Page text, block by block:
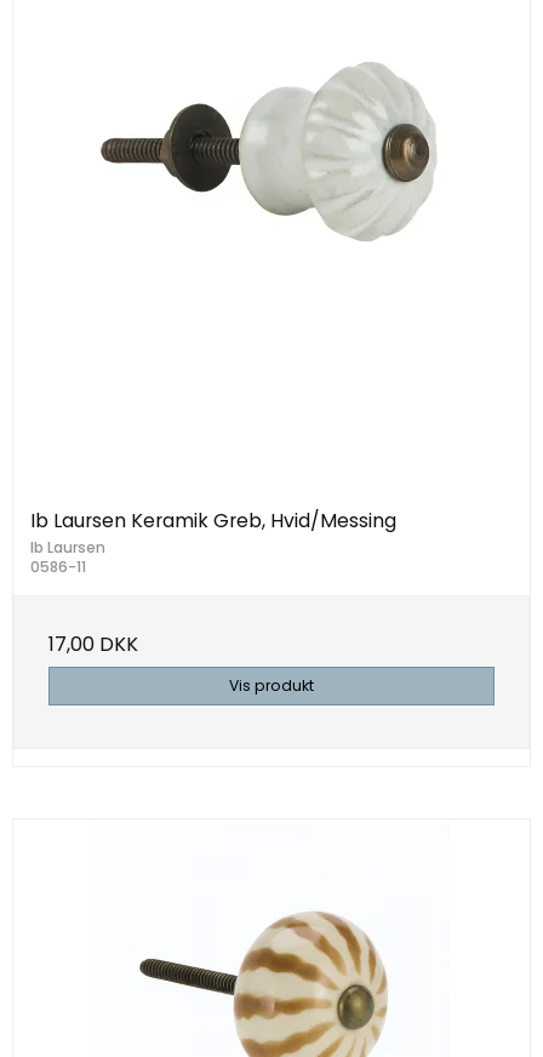
Ib Laursen Keramik Greb, Hvid/Messing
Ib Laursen
0586-11
17,00 DKK
Vis produkt